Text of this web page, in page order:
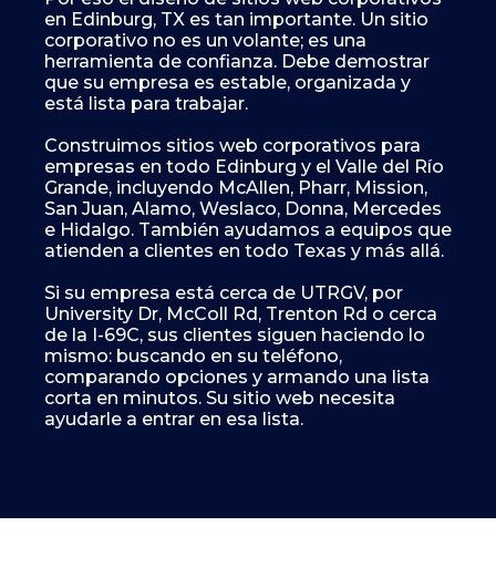
en Edinburg, TX es tan importante. Un sitio
corporativo no es un volante; es una
herramienta de confianza. Debe demostrar
que su empresa es estable, organizada y
está lista para trabajar.
Construimos sitios web corporativos para
empresas en todo Edinburg y el Valle del Río
Grande, incluyendo McAllen, Pharr, Mission,
San Juan, Alamo, Weslaco, Donna, Mercedes
e Hidalgo. También ayudamos a equipos que
atienden a clientes en todo Texas y más allá.
Si su empresa está cerca de UTRGV, por
University Dr, McColl Rd, Trenton Rd o cerca
de la I-69C, sus clientes siguen haciendo lo
mismo: buscando en su teléfono,
comparando opciones y armando una lista
corta en minutos. Su sitio web necesita
ayudarle a entrar en esa lista.